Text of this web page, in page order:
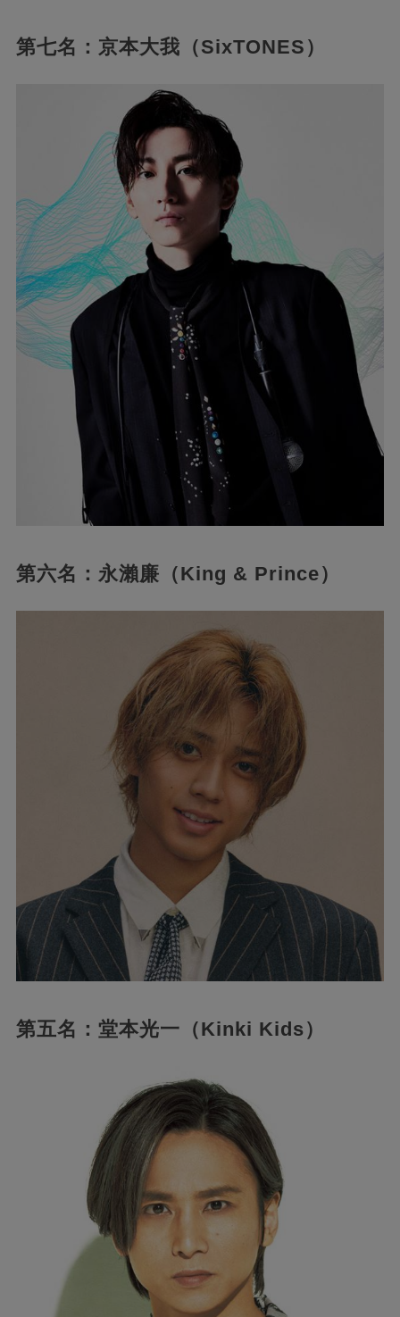
第七名：京本大我（SixTONES）
第六名：永瀨廉（King & Prince）
第五名：堂本光一（Kinki Kids）